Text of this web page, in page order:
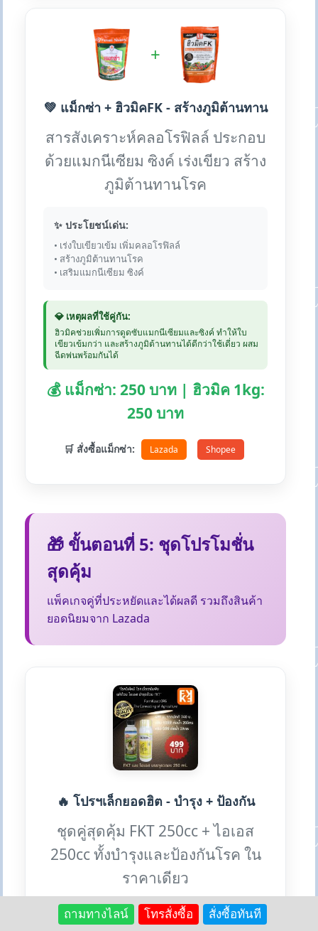
+
💚 แม็กซ่า + ฮิวมิคFK - สร้างภูมิต้านทาน
สารสังเคราะห์คลอโรฟิลล์ ประกอบ
ด้วยแมกนีเซียม ซิงค์ เร่งเขียว สร้าง
ภูมิต้านทานโรค
✨ ประโยชน์เด่น:
• เร่งใบเขียวเข้ม เพิ่มคลอโรฟิลล์
• สร้างภูมิต้านทานโรค
• เสริมแมกนีเซียม ซิงค์
💎 เหตุผลที่ใช้คู่กัน:
ฮิวมิคช่วยเพิ่มการดูดซับแมกนีเซียมและซิงค์ ทำให้ใบ
เขียวเข้มกว่า และสร้างภูมิต้านทานได้ดีกว่าใช้เดี่ยว ผสม
ฉีดพ่นพร้อมกันได้
💰 แม็กซ่า: 250 บาท | ฮิวมิค 1kg:
250 บาท
🛒 สั่งซื้อแม็กซ่า: Lazada Shopee
🎁 ขั้นตอนที่ 5: ชุดโปรโมชั่น
สุดคุ้ม
แพ็คเกจคู่ที่ประหยัดและได้ผลดี รวมถึงสินค้า
ยอดนิยมจาก Lazada
🔥 โปรฯเล็กยอดฮิต - บำรุง + ป้องกัน
ชุดคู่สุดคุ้ม FKT 250cc + ไอเอส
250cc ทั้งบำรุงและป้องกันโรค ใน
ราคาเดียว
✨ ได้ 2 ประโยชน์:
ถามทางไลน์ โทรสั่งซื้อ สั่งซื้อทันที